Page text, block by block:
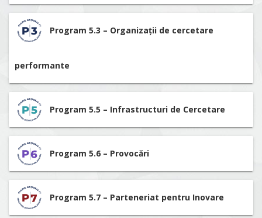
Program 5.3 – Organizații de cercetare
performante
Program 5.5 – Infrastructuri de Cercetare
Program 5.6 – Provocări
Program 5.7 – Parteneriat pentru Inovare